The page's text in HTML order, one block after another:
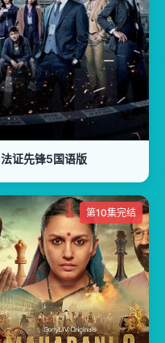
法证先锋5国语版
第10集完结